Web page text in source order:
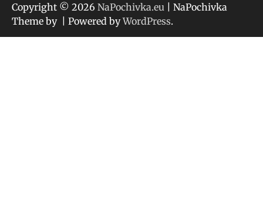
Copyright © 2026 NaPochivka.eu | NaPochivka
Theme by
| Powered byWordPress.